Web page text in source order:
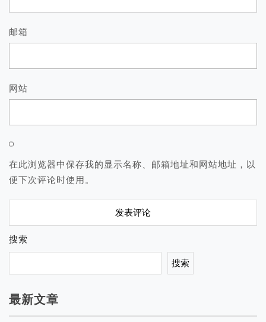
邮箱
网站
在此浏览器中保存我的显示名称、邮箱地址和网站地址，以
便下次评论时使用。
搜索
搜索
最新文章